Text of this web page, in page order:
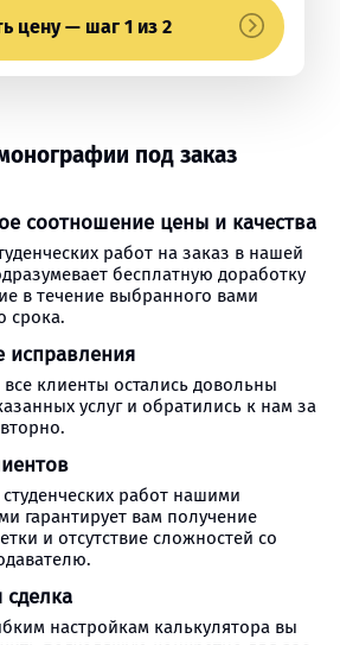
цену — шаг 1 из 2
под заказ
соотношение цены и качества
работ на заказ в нашей
бесплатную доработку
в течение выбранного вами
срока.
исправления
все клиенты остались довольны
услуг и обратились к нам за
работ нашими
гарантирует вам получение
и отсутствие сложностей со
сделка
настройкам калькулятора вы